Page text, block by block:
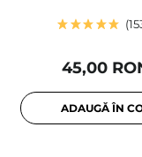
45,00
ADAUGĂ ÎN